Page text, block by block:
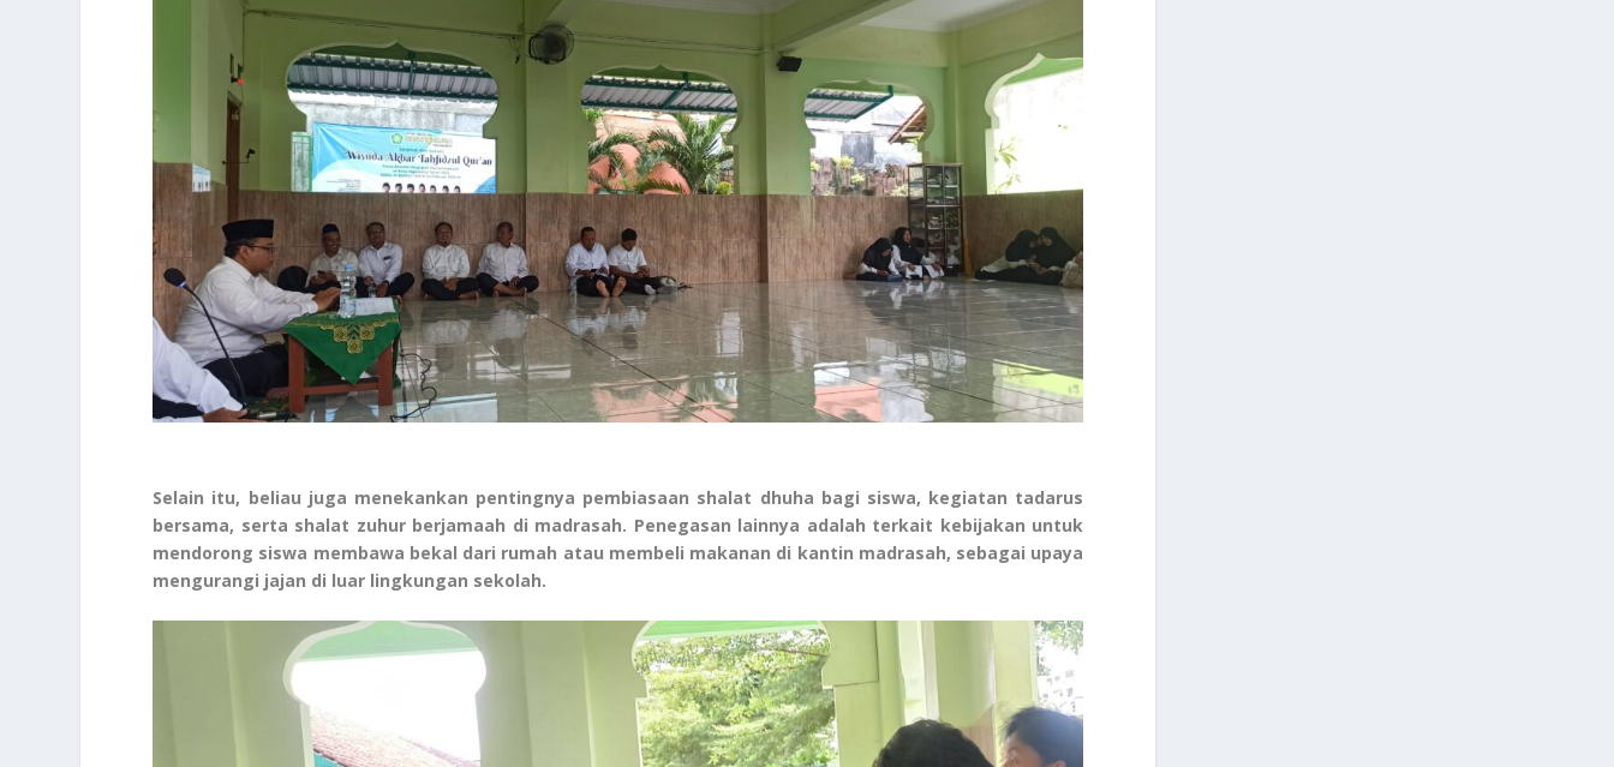
Selain itu, beliau juga menekankan pentingnya pembiasaan shalat dhuha bagi siswa, kegiatan tadarus
bersama, serta shalat zuhur berjamaah di madrasah. Penegasan lainnya adalah terkait kebijakan untuk
mendorong siswa membawa bekal dari rumah atau membeli makanan di kantin madrasah, sebagai upaya
mengurangi jajan di luar lingkungan sekolah.